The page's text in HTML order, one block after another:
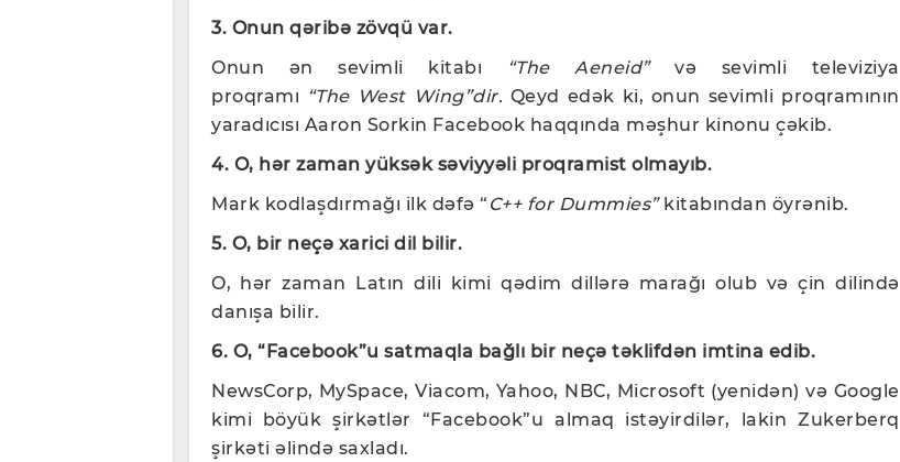
3. Onun qəribə zövqü var.
Onun ən sevimli kitabı
“The Aeneid”və sevimli televiziya
proqramı “The West Wing”dir. Qeyd edək ki, onun sevimli proqramının
yaradıcısı Aaron Sorkin Facebook haqqında məşhur kinonu çəkib.
4. O, hər zaman yüksək səviyyəli proqramist olmayıb.
Mark kodlaşdırmağı ilk dəfə “ C++ for Dummies” kitabından öyrənib.
5. O, bir neçə xarici dil bilir.
O, hər zaman Latın dili kimi qədim dillərə marağı olub və çin dilində
danışa bilir.
6. O, “Facebook”u satmaqla bağlı bir neçə təklifdən imtina edib.
NewsCorp, MySpace, Viacom, Yahoo, NBC, Microsoft (yenidən) və Google
kimi böyük şirkətlər “Facebook”u almaq istəyirdilər, lakin Zukerberq
şirkəti əlində saxladı.